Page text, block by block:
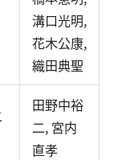
溝口光明,
花木公康,
織田典聖
田野中裕
二, 宮内
直孝